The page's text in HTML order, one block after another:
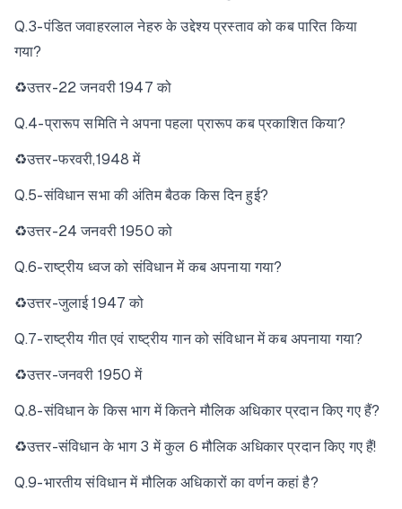
Q.3-पंडित जवाहरलाल नेहरु के उद्देश्य प्रस्ताव को कब पारित किया
गया?
♻उत्तर-22 जनवरी 1947 को
Q.4-प्रारूप समिति ने अपना पहला प्रारूप कब प्रकाशित किया?
♻उत्तर-फरवरी,1948 में
Q.5-संविधान सभा की अंतिम बैठक किस दिन हुई?
♻उत्तर-24 जनवरी 1950 को
Q.6-राष्ट्रीय ध्वज को संविधान में कब अपनाया गया?
♻उत्तर-जुलाई 1947 को
Q.7-राष्ट्रीय गीत एवं राष्ट्रीय गान को संविधान में कब अपनाया गया?
♻उत्तर-जनवरी 1950 में
Q.8-संविधान के किस भाग में कितने मौलिक अधिकार प्रदान किए गए हैं?
♻उत्तर-संविधान के भाग 3 में कुल 6 मौलिक अधिकार प्रदान किए गए हैं!
Q.9-भारतीय संविधान में मौलिक अधिकारों का वर्णन कहां है?